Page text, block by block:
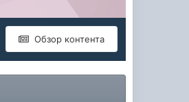
Обзор контента